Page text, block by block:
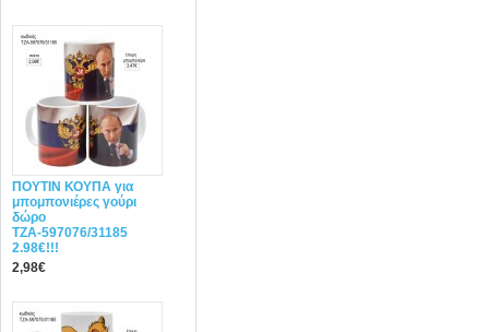
ΠΟΥΤΙΝ ΚΟΥΠΑ για
μπομπονιέρες γούρι
δώρο
ΤΖΑ-597076/31185
2.98€!!!
2,98€